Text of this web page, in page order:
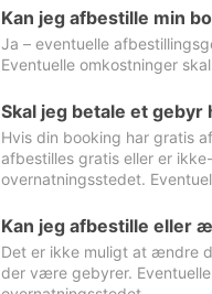
Kan jeg afbestille min
Ja – eventuelle
Eventuelle omkostninger
Skal jeg betale et gebyr
Hvis din booking har gratis
afbestilles gratis eller er
overnatningsstedet.
Kan jeg afbestille eller
Det er ikke muligt at ændre
der være gebyrer.